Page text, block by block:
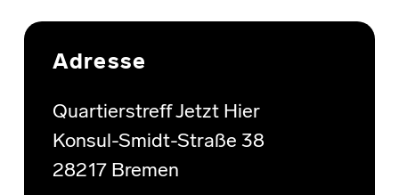
Skip back to main navigation
Adresse
Quartierstreff Jetzt Hier
Konsul-Smidt-Straße 38
28217 Bremen